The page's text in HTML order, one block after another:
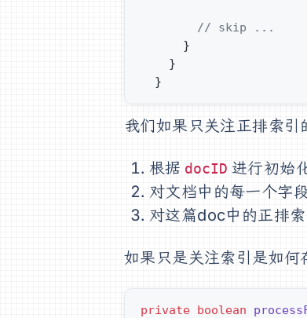
        // skip ...
      }
    }
  }
我们如果只关注正排索
根据 docID 进行初始
对文档中的每一个字
对这篇doc中的正排索
如果只是关注索引是如何
private boolean